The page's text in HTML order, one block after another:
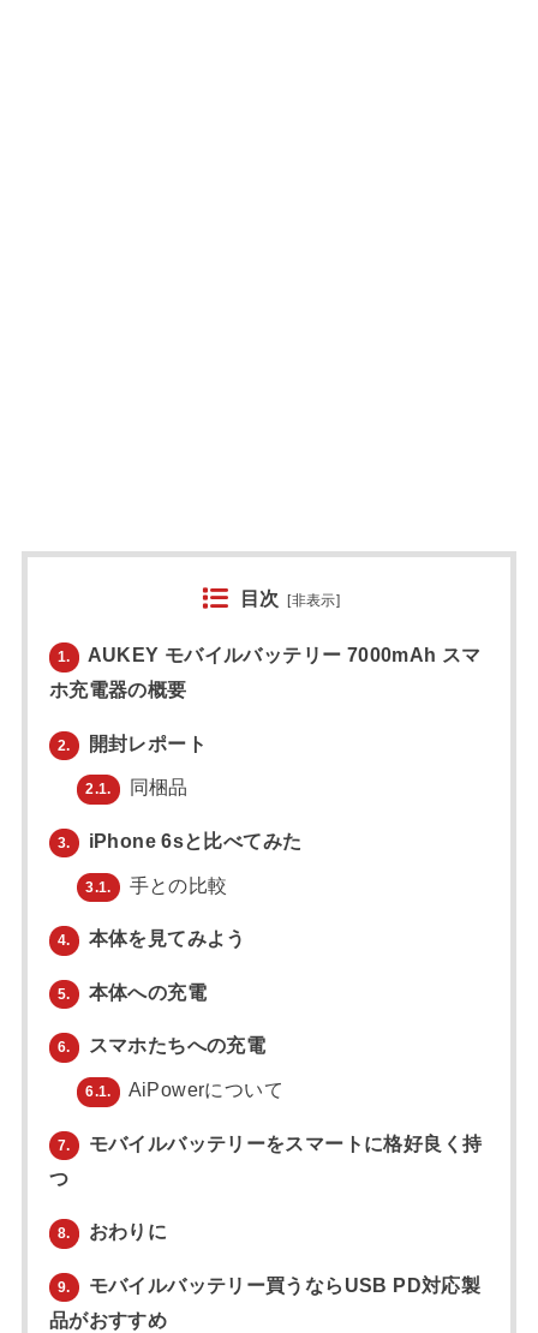
目次 [非表示]
1.
AUKEY モバイルバッテリー 7000mAh スマ
ホ充電器の概要
2. 開封レポート
2.1. 同梱品
3. iPhone 6sと比べてみた
3.1. 手との比較
4. 本体を見てみよう
5. 本体への充電
6. スマホたちへの充電
6.1. AiPowerについて
7.
モバイルバッテリーをスマートに格好良く持
つ
8. おわりに
9.
モバイルバッテリー買うならUSB PD対応製
品がおすすめ